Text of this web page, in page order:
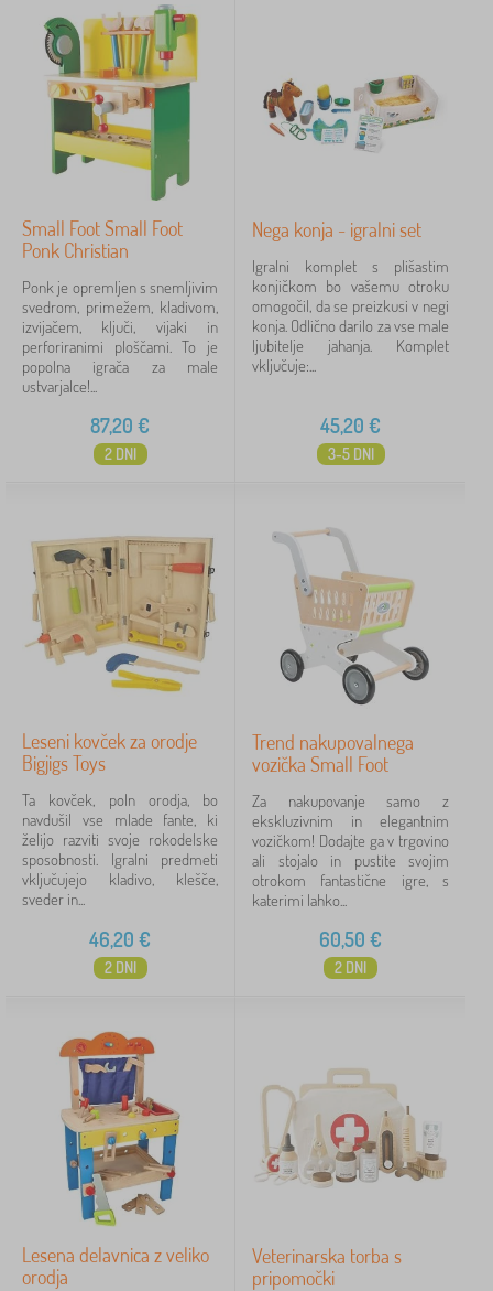
Small Foot Small Foot
Ponk Christian
Ponk je opremljen s snemljivim
svedrom, primežem, kladivom,
izvijačem, ključi, vijaki in
perforiranimi ploščami. To je
popolna igrača za male
ustvarjalce!...
87,20 €
2 DNI
Nega konja - igralni set
Igralni komplet s plišastim
konjičkom bo vašemu otroku
omogočil, da se preizkusi v negi
konja. Odlično darilo za vse male
ljubitelje jahanja. Komplet
vključuje:...
45,20 €
3-5 DNI
Leseni kovček za orodje
Bigjigs Toys
Ta kovček, poln orodja, bo
navdušil vse mlade fante, ki
želijo razviti svoje rokodelske
sposobnosti. Igralni predmeti
vključujejo kladivo, klešče,
sveder in...
46,20 €
2 DNI
Trend nakupovalnega
vozička Small Foot
Za nakupovanje samo z
ekskluzivnim in elegantnim
vozičkom! Dodajte ga v trgovino
ali stojalo in pustite svojim
otrokom fantastične igre, s
katerimi lahko...
60,50 €
2 DNI
Lesena delavnica z veliko
orodja
Veterinarska torba s
pripomočki